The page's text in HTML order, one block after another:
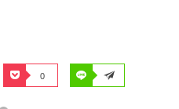
0